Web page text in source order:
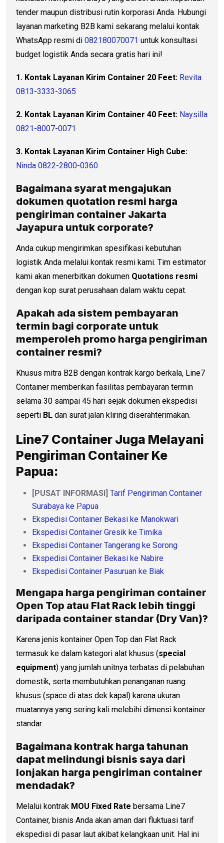
tender maupun distribusi rutin korporasi Anda. Hubungi
layanan marketing B2B kami sekarang melalui kontak
WhatsApp resmi di 082180070071 untuk konsultasi
budget logistik Anda secara gratis hari ini!
1. Kontak Layanan Kirim Container 20 Feet: Revita
0813-3333-3065
2. Kontak Layanan Kirim Container 40 Feet: Naysilla
0821-8007-0071
3. Kontak Layanan Kirim Container High Cube:
Ninda 0822-2800-0360
Bagaimana syarat mengajukan
dokumen quotation resmi harga
pengiriman container Jakarta
Jayapura untuk corporate?
Anda cukup mengirimkan spesifikasi kebutuhan
logistik Anda melalui kontak resmi kami. Tim estimator
kami akan menerbitkan dokumen Quotations resmi
dengan kop surat perusahaan dalam waktu cepat.
Apakah ada sistem pembayaran
termin bagi corporate untuk
memperoleh promo harga pengiriman
container resmi?
Khusus mitra B2B dengan kontrak kargo berkala, Line7
Container memberikan fasilitas pembayaran termin
selama 30 sampai 45 hari sejak dokumen ekspedisi
seperti BL dan surat jalan kliring diserahterimakan.
Line7 Container Juga Melayani
Pengiriman Container Ke
Papua:
[PUSAT INFORMASI]
Tarif Pengiriman Container
Surabaya ke Papua
Ekspedisi Container Bekasi ke Manokwari
Ekspedisi Container Gresik ke Timika
Ekspedisi Container Tangerang ke Sorong
Ekspedisi Container Bekasi ke Nabire
Ekspedisi Container Pasuruan ke Biak
Mengapa harga pengiriman container
Open Top atau Flat Rack lebih tinggi
daripada container standar (Dry Van)?
Karena jenis kontainer Open Top dan Flat Rack
termasuk ke dalam kategori alat khusus (special
equipment) yang jumlah unitnya terbatas di pelabuhan
domestik, serta membutuhkan penanganan ruang
khusus (space di atas dek kapal) karena ukuran
muatannya yang sering kali melebihi dimensi kontainer
standar.
Bagaimana kontrak harga tahunan
dapat melindungi bisnis saya dari
lonjakan harga pengiriman container
mendadak?
Melalui kontrak MOU Fixed Rate bersama Line7
Container, bisnis Anda akan aman dari fluktuasi tarif
ekspedisi di pasar laut akibat kelangkaan unit. Hal ini